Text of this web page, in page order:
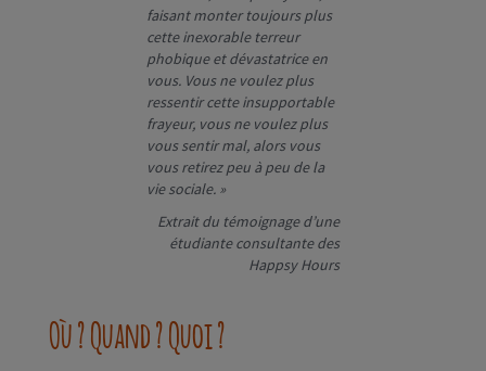
faisant monter toujours plus
cette inexorable terreur
phobique et dévastatrice en
vous. Vous ne voulez plus
ressentir cette insupportable
frayeur, vous ne voulez plus
vous sentir mal, alors vous
vous retirez peu à peu de la
vie sociale. »
Extrait du témoignage d’une
étudiante consultante des
Happsy Hours
Où ? Quand ? Quoi ?